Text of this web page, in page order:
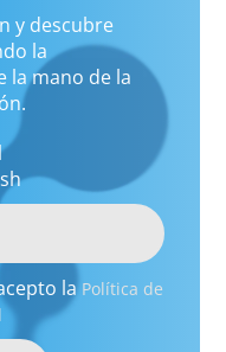
y descubre
la
la mano de la
la Política de